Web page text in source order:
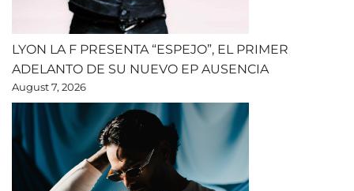
LYON LA F PRESENTA “ESPEJO”, EL PRIMER
ADELANTO DE SU NUEVO EP AUSENCIA
August 7, 2026